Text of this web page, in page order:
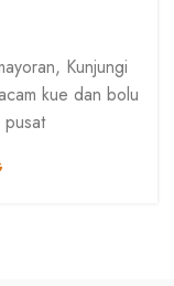
Kunjungi
kue dan bolu
pusat